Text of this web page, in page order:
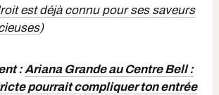
est déjà connu pour ses saveurs
)
:Ariana Grande au Centre Bell :
pourrait compliquer ton entrée